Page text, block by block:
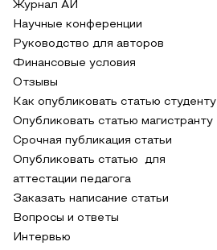
Журнал АИ
Научные конференции
Руководство для авторов
Финансовые условия
Отзывы
Как опубликовать статью студенту
Опубликовать статью магистранту
Срочная публикация статьи
Опубликовать статью для
аттестации педагога
Заказать написание статьи
Вопросы и ответы
Интервью